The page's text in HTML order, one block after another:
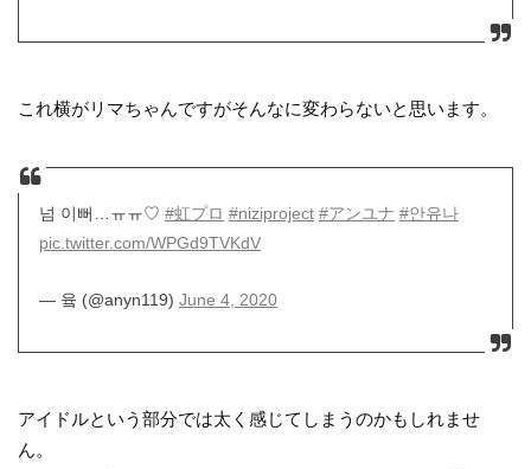
これ横がリマちゃんですがそんなに変わらないと思います。
넘 이뻐…ㅠㅠ♡ #虹プロ #niziproject #アンユナ #안유나
pic.twitter.com/WPGd9TVKdV
— 윸 (@anyn119) June 4, 2020
アイドルという部分では太く感じてしまうのかもしれませ
ん。